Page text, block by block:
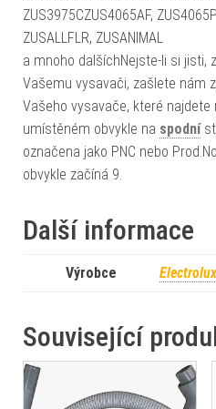
ZUS3975CZUS4065AF,
ZUSALLFLR, ZUSANIMAL
a mnoho dalšíchNejste-li si jisti,
Vašemu vysavači, zašlete nám
Vašeho vysavače, které
umístěném obvykle na spodní
označena jako PNC nebo
obvykle začíná 9.
Další informace
Výrobce Electrolux
Související